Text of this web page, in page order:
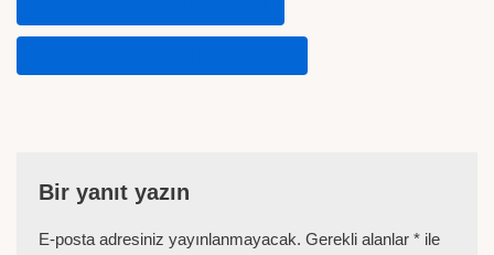
Bir yanıt yazın
E-posta adresiniz yayınlanmayacak. Gerekli alanlar * ile